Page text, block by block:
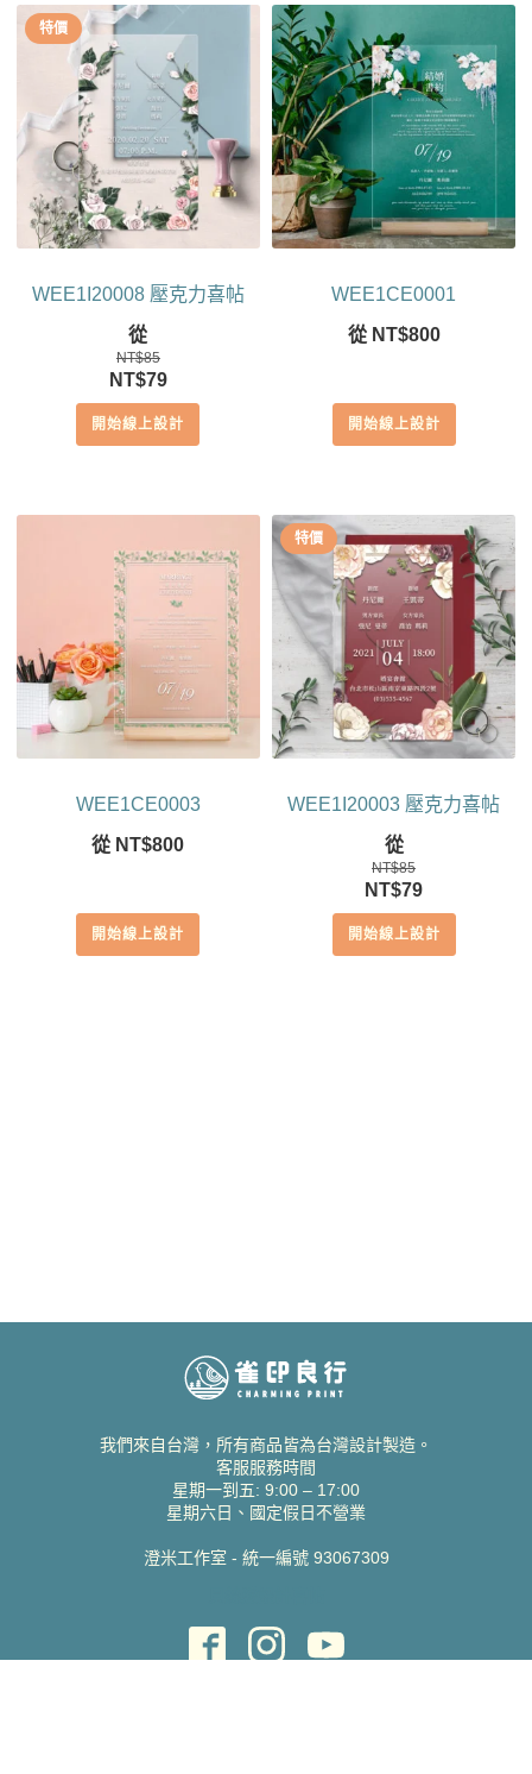
特價
WEE1I20008 壓克力喜帖
從
NT$85
原
始
價
NT$79目
前
價
開始線上設計
WEE1CE0001
從 NT$800
開始線上設計
WEE1CE0003
從 NT$800
開始線上設計
特價
WEE1I20003 壓克力喜帖
從
NT$85
原
始
價
NT$79目
前
價
開始線上設計
我們來自台灣，所有商品皆為台灣設計製造。
客服服務時間
星期一到五: 9:00 – 17:00
星期六日、國定假日不營業
澄米工作室 - 統一編號 93067309